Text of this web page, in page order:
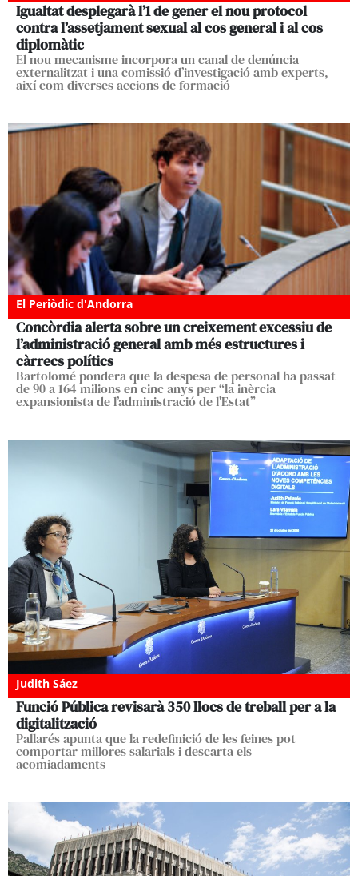
Igualtat desplegarà l’1 de gener el nou protocol
contra l’assetjament sexual al cos general i al cos
diplomàtic
El nou mecanisme incorpora un canal de denúncia
externalitzat i una comissió d’investigació amb experts,
així com diverses accions de formació
El Periòdic d'Andorra
Concòrdia alerta sobre un creixement excessiu de
l’administració general amb més estructures i
càrrecs polítics
Bartolomé pondera que la despesa de personal ha passat
de 90 a 164 milions en cinc anys per “la inèrcia
expansionista de l’administració de l'Estat”
Judith Sáez
Funció Pública revisarà 350 llocs de treball per a la
digitalització
Pallarés apunta que la redefinició de les feines pot
comportar millores salarials i descarta els
acomiadaments